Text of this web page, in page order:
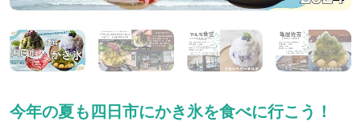
今年の夏も四日市にかき氷を食べに行こう！